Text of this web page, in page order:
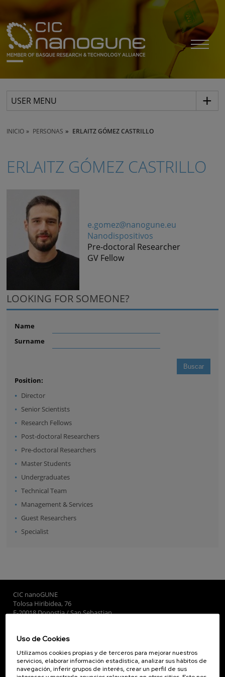
USER MENU
INICIO PERSONAS ERLAITZ GÓMEZ CASTRILLO
ERLAITZ GÓMEZ CASTRILLO
e.gomez@nanogune.eu
Nanodispositivos
Pre-doctoral Researcher
GV Fellow
LOOKING FOR SOMEONE?
Name
Surname
Position:
Director
Senior Scientists
Research Fellows
Post-doctoral Researchers
Pre-doctoral Researchers
Master Students
Undergraduates
Technical Team
Management & Services
Guest Researchers
Specialist
CIC nanoGUNE
Tolosa Hiribidea, 76
E-20018 Donostia / San Sebastian
Subscribe to our Newsletter
nanoGUNE
Uso de Cookies
Utilizamos cookies propias y de terceros para mejorar nuestros
servicios, elaborar información estadística, analizar sus hábitos de
navegación, inferir grupos de interés, crear un perfil de sus